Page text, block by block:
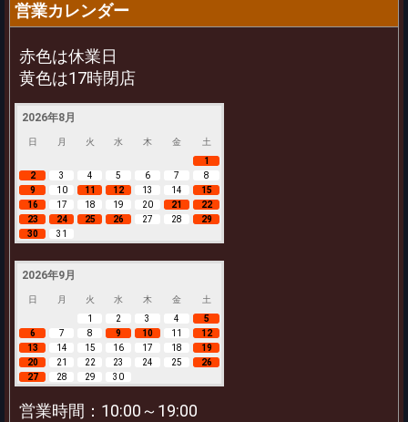
営業カレンダー
赤色は休業日
黄色は17時閉店
2026年8月
日 月 火 水 木 金
土
1
2
3 4 5 6 7
8
9
10 11 12 13 14
15
16
17 18 19 20 21
22
23
24 25 26 27 28
29
30
31
2026年9月
日 月 火 水 木 金
土
1
2 3 4
5
6
7 8 9 10 11
12
13
14 15 16 17 18
19
20
21 22 23 24 25
26
27
28 29 30
営業時間：10:00～19:00